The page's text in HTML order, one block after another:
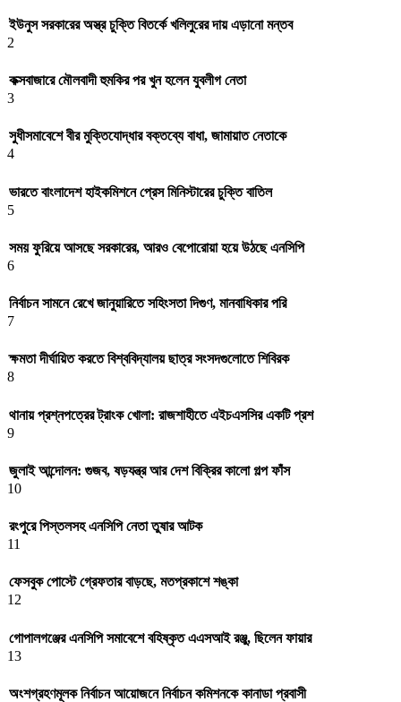
ইউনুস সরকারের অস্ত্র চুক্তি বিতর্কে খলিলুরের দায় এড়ানো মন্তব
2
কক্সবাজারে মৌলবাদী হুমকির পর খুন হলেন যুবলীগ নেতা
3
সুধীসমাবেশে বীর মুক্তিযোদ্ধার বক্তব্যে বাধা, জামায়াত নেতাকে
4
ভারতে বাংলাদেশ হাইকমিশনে প্রেস মিনিস্টারের চুক্তি বাতিল
5
সময় ফুরিয়ে আসছে সরকারের, আরও বেপোরোয়া হয়ে উঠছে এনসিপি
6
নির্বাচন সামনে রেখে জানুয়ারিতে সহিংসতা দিগুণ, মানবাধিকার পরি
7
ক্ষমতা দীর্ঘায়িত করতে বিশ্ববিদ্যালয় ছাত্র সংসদগুলোতে শিবিরক
8
থানায় প্রশ্নপত্রের ট্রাংক খোলা: রাজশাহীতে এইচএসসির একটি প্রশ
9
জুলাই আন্দোলন: গুজব, ষড়যন্ত্র আর দেশ বিক্রির কালো গল্প ফাঁস
10
রংপুরে পিস্তলসহ এনসিপি নেতা তুষার আটক
11
ফেসবুক পোস্টে গ্রেফতার বাড়ছে, মতপ্রকাশে শঙ্কা
12
গোপালগঞ্জের এনসিপি সমাবেশে বহিষ্কৃত এএসআই রঞ্জু, ছিলেন ফায়ার
13
অংশগ্রহণমূলক নির্বাচন আয়োজনে নির্বাচন কমিশনকে কানাডা প্রবাসী